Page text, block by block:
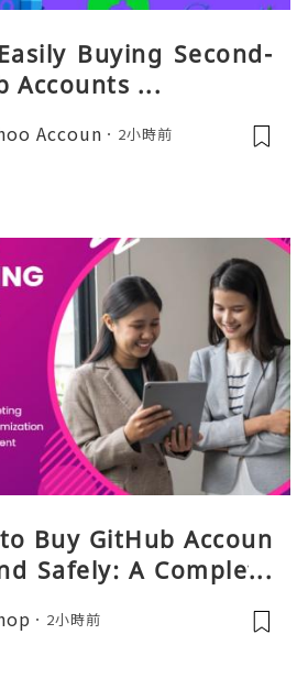
Buying Second-
Accounts ...
Accoun 2小時前
Buy GitHub Accoun
Safely: A Complete
2小時前